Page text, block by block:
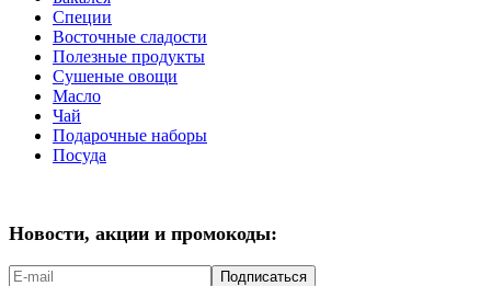
Специи
Восточные сладости
Полезные продукты
Сушеные овощи
Масло
Чай
Подарочные наборы
Посуда
Новости, акции и промокоды:
Подписаться